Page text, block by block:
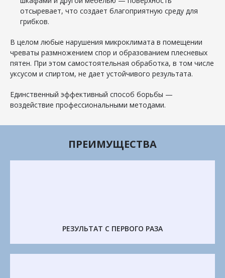
отсыревает, что создает благоприятную среду для
грибков.
В целом любые нарушения микроклимата в помещении
чреваты размножением спор и образованием плесневых
пятен. При этом самостоятельная обработка, в том числе
уксусом и спиртом, не дает устойчивого результата.
Единственный эффективный способ борьбы —
воздействие профессиональными методами.
ПРЕИМУЩЕСТВА
РЕЗУЛЬТАТ С ПЕРВОГО РАЗА